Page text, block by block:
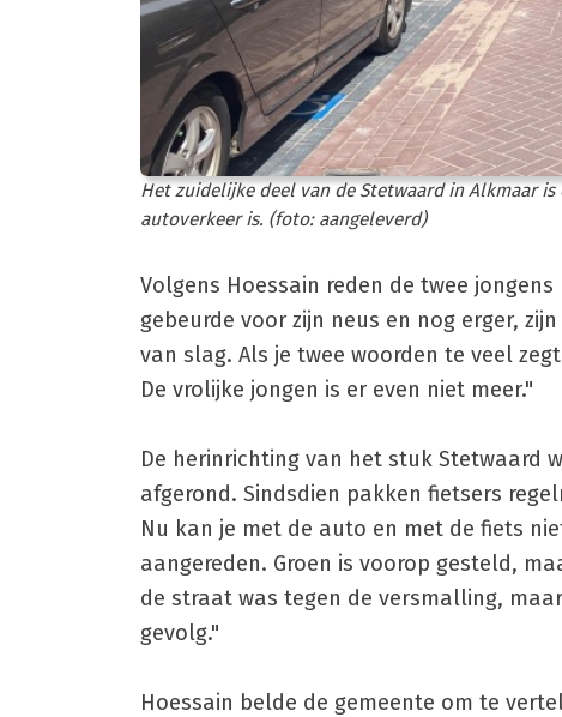
Het zuidelijke deel van de Stetwaard in Alkmaar
autoverkeer is. (foto: aangeleverd)
Volgens Hoessain reden de twee
gebeurde voor zijn neus en nog erger,
van slag. Als je twee woorden te veel
De vrolijke jongen is er even niet meer."
De herinrichting van het stuk Stetwaard
afgerond. Sindsdien pakken fietsers
Nu kan je met de auto en met de fiets
aangereden. Groen is voorop gesteld,
de straat was tegen de versmalling,
gevolg."
Hoessain belde de gemeente om te